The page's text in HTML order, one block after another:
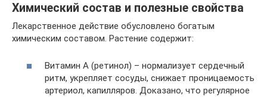
Химический состав и полезные свойства
Лекарственное действие обусловлено богатым
химическим составом. Растение содержит:
Витамин А (ретинол) – нормализует сердечный
ритм, укрепляет сосуды, снижает проницаемость
артериол, капилляров. Доказано, что регулярное